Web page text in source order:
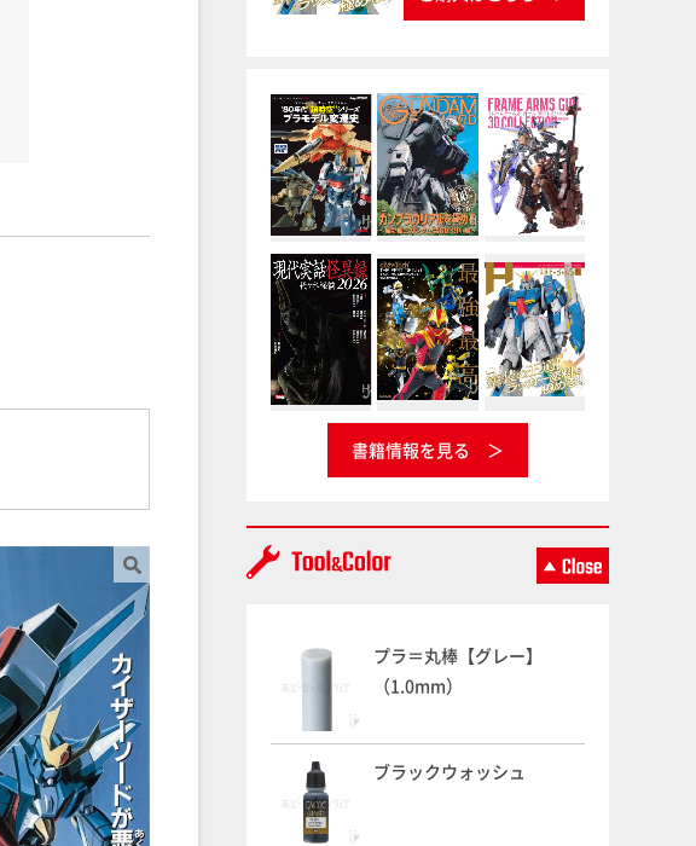
書籍情報を見る
プラ＝丸棒【グレー】
（1.0mm）
ブラックウォッシュ